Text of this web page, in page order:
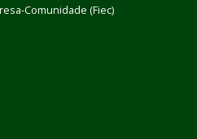
Comunidade (Fiec)